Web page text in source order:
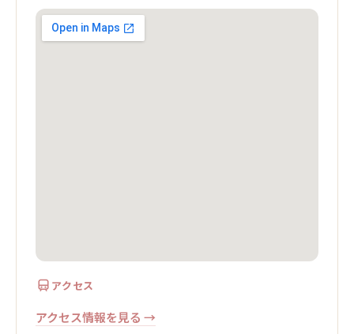
アクセス
アクセス情報を見る →